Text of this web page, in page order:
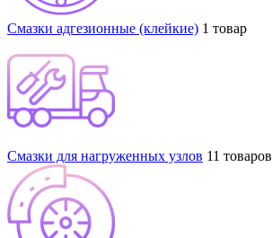
Смазки адгезионные (клейкие) 1 товар
Смазки для нагруженных узлов 11 товаров